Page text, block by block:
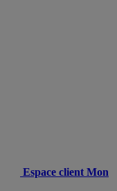
Espace client Mon